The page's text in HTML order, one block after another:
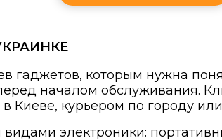
гаджетов, которым нужна
началом обслуживания.
Киеве, курьером по городу
электроники: